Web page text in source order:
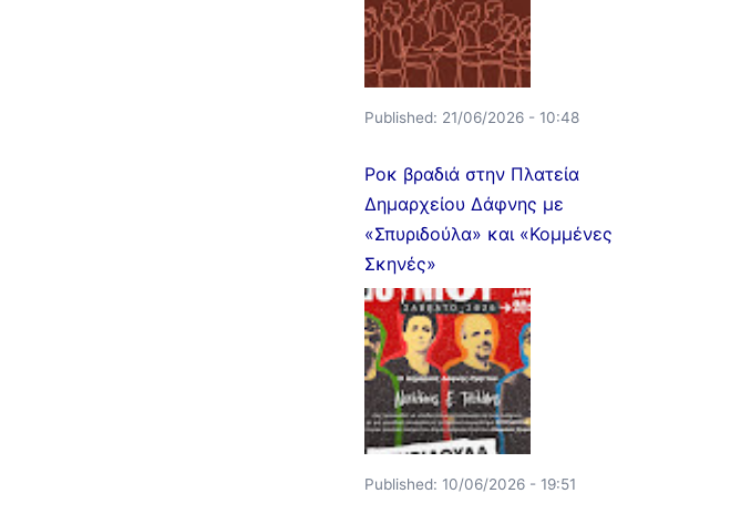
Published: 21/06/2026 - 10:48
Ροκ βραδιά στην Πλατεία
Δημαρχείου Δάφνης με
«Σπυριδούλα» και «Κομμένες
Σκηνές»
Published: 10/06/2026 - 19:51